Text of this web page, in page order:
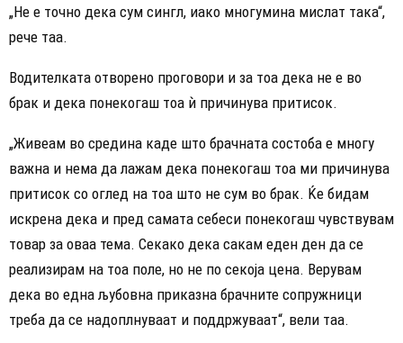
„Не е точно дека сум сингл, иако многумина мислат така“,
рече таа.
Водителката отворено проговори и за тоа дека не е во
брак и дека понекогаш тоа ѝ причинува притисок.
„Живеам во средина каде што брачната состоба е многу
важна и нема да лажам дека понекогаш тоа ми причинува
притисок со оглед на тоа што не сум во брак. Ќе бидам
искрена дека и пред самата себеси понекогаш чувствувам
товар за оваа тема. Секако дека сакам еден ден да се
реализирам на тоа поле, но не по секоја цена. Верувам
дека во една љубовна приказна брачните сопружници
треба да се надоплнуваат и поддржуваат“, вели таа.